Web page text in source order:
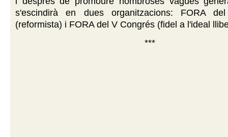
s'escindirà en dues organitzacions: FORA
(reformista) i FORA del V Congrés (fidel a l'ideal
***